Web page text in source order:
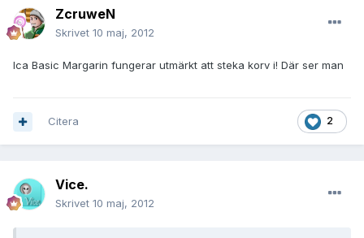
ZcruweN
Skrivet 10 maj, 2012
Ica Basic Margarin fungerar utmärkt att steka korv i! Där ser man
2
Citera
Vice.
Skrivet 10 maj, 2012